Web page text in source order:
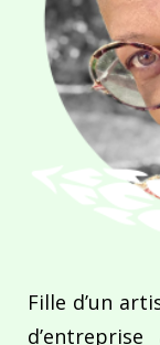
Fille d’un